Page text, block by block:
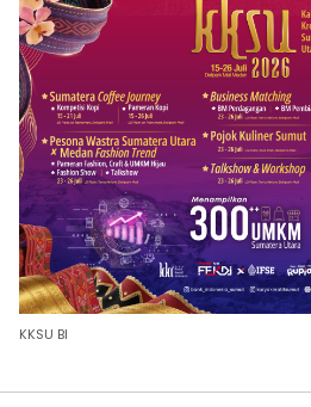
KKSU BI